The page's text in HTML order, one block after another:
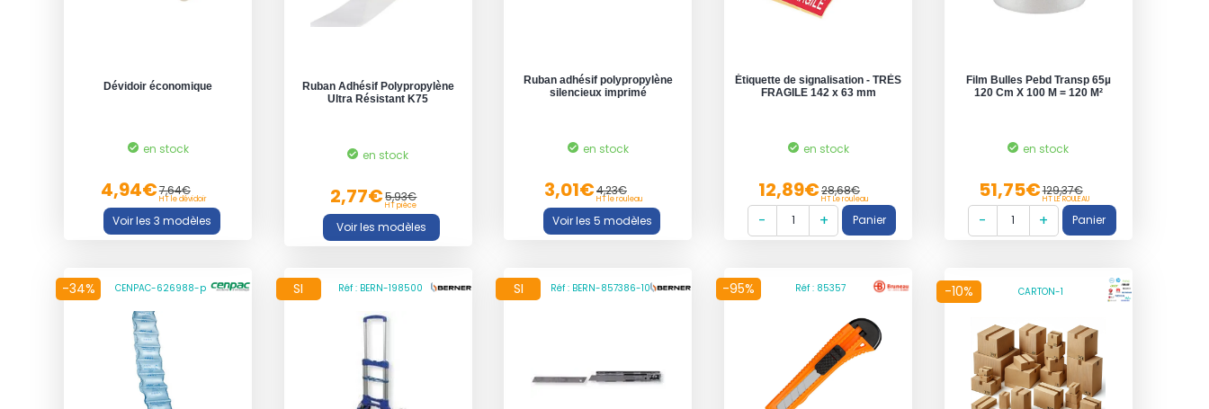
Dévidoir économique
en stock
4,94€7,64€
HT le dévidoir
Ruban Adhésif Polypropylène
Ultra Résistant K75
en stock
2,77€5,93€
HT pièce
Ruban adhésif polypropylène
silencieux imprimé
en stock
3,01€4,23€
HT le rouleau
Étiquette de signalisation - TRÈS
FRAGILE 142 x 63 mm
en stock
12,89€28,68€
HT Le rouleau
Film Bulles Pebd Transp 65µ
120 Cm X 100 M = 120 M²
en stock
51,75€129,37€
HT LE ROULEAU
-34% CENPAC-626988-p SI Réf : BERN-198500 SI Réf : BERN-857386-10 -95% Réf : 85357 -10% CARTON-1